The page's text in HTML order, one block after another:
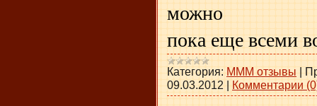
можно
пока еще всеми
Категория: МММ отзывы |
09.03.2012 | Комментарии